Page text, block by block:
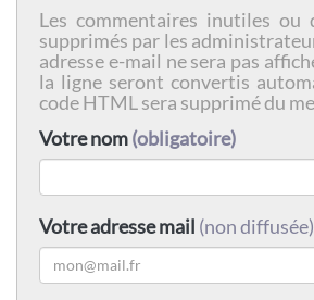
Les commentaires inutiles ou
supprimés par les
adresse e-mail ne sera pas
la ligne seront convertis
code HTML sera supprimé du
Votre nom(obligatoire)
Votre adresse mail (non diffusée)